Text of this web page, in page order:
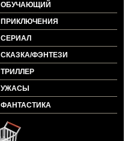
ОБУЧАЮЩИЙ
ПРИКЛЮЧЕНИЯ
СЕРИАЛ
СКАЗКА/ФЭНТЕЗИ
ТРИЛЛЕР
УЖАСЫ
ФАНТАСТИКА